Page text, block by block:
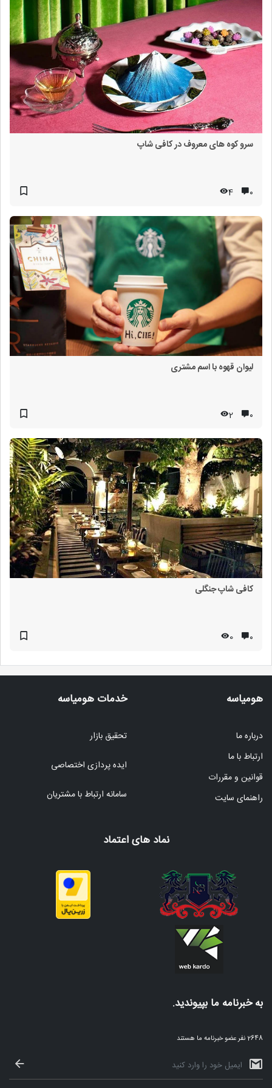
سرو کوه های معروف در کافی شاپ
۰ 4
لیوان قهوه با اسم مشتری
۰ 2
کافی شاپ جنگلی
۰ 0
هومیاسه
درباره ما
ارتباط با ما
قوانین و مقررات
راهنمای سایت
خدمات هومیاسه
تحقیق بازار
ایده پردازی اختصاصی
سامانه ارتباط با مشتریان
نماد های اعتماد
به خبرنامه ما بپیوندید.
2648 نفر عضو خبرنامه ما هستند